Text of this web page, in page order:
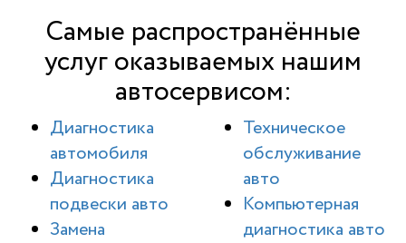
Самые распространённые
услуг оказываемых нашим
автосервисом:
Диагностика
автомобиля
Диагностика
подвески авто
Замена
Техническое
обслуживание
авто
Компьютерная
диагностика авто